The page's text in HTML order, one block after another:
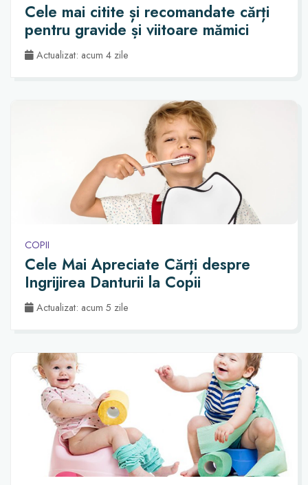
Cele mai citite și recomandate cărți
pentru gravide și viitoare mămici
Actualizat: acum 4 zile
COPII
Cele Mai Apreciate Cărți despre
Ingrijirea Danturii la Copii
Actualizat: acum 5 zile